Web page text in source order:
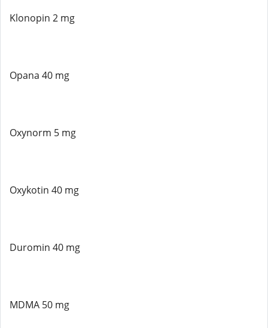
Klonopin 2 mg
Opana 40 mg
Oxynorm 5 mg
Oxykotin 40 mg
Duromin 40 mg
MDMA 50 mg